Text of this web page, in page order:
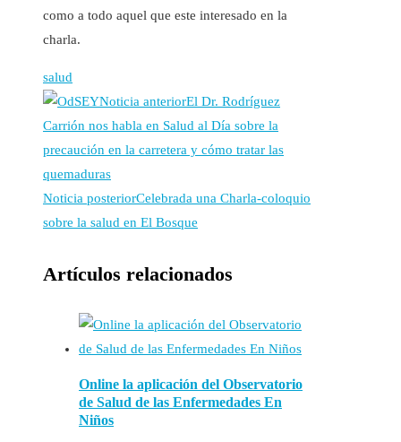
como a todo aquel que este interesado en la
charla.
salud
Noticia anteriorEl Dr. Rodríguez
Carrión nos habla en Salud al Día sobre la
precaución en la carretera y cómo tratar las
quemaduras
Noticia posteriorCelebrada una Charla-coloquio
sobre la salud en El Bosque
Artículos relacionados
Online la aplicación del Observatorio
de Salud de las Enfermedades En
Niños